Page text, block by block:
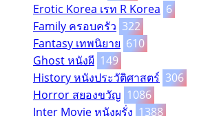
Erotic Korea เรท R Korea 6
Family ครอบครัว 322
Fantasy เทพนิยาย 610
Ghost หนังผี 149
History หนังประวัติศาสตร์ 306
Horror สยองขวัญ 1086
Inter Movie หนังผรั่ง 1388